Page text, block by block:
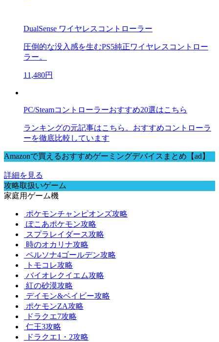
DualSense ワイヤレスコントローラー
圧倒的な没入感を生むPS5純正ワイヤレスコントロー
ラー。
11,480円
PC/Steamコントローラーおすすめ20選はこちら
ランキングの元記事はこちら。おすすめコントローラ
ーを徹底比較しています
Amazonで買えるおすすめゲーミングデバイスまとめ【ad】
詳細を見る
攻略取扱いゲーム
家庭用ゲーム機
ポケモンチャンピオンズ攻略
ぽこあポケモン攻略
スプラレイダース攻略
時のオカリナ攻略
ペルソナ4ゴールデン攻略
トモコレ攻略
バイオレクイエム攻略
紅の砂漠攻略
デイモン&ベイビー攻略
ポケモンZA攻略
ドラクエ7攻略
仁王3攻略
ドラクエ1・2攻略